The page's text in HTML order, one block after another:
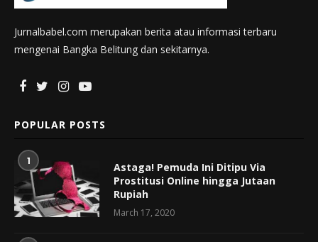
Jurnalbabel.com merupakan berita atau informasi terbaru
mengenai Bangka Belitung dan sekitarnya.
POPULAR POSTS
1
Astaga! Pemuda Ini Ditipu Via
Prostitusi Online hingga Jutaan
Rupiah
March 17, 2020